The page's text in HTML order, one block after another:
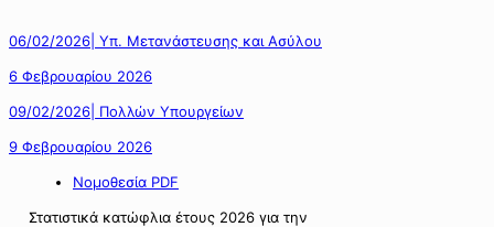
06/02/2026| Υπ. Mετανάστευσης και Ασύλου
6 Φεβρουαρίου 2026
09/02/2026| Πολλών Υπουργείων
9 Φεβρουαρίου 2026
Νομοθεσία PDF
Στατιστικά κατώφλια έτους 2026 για την